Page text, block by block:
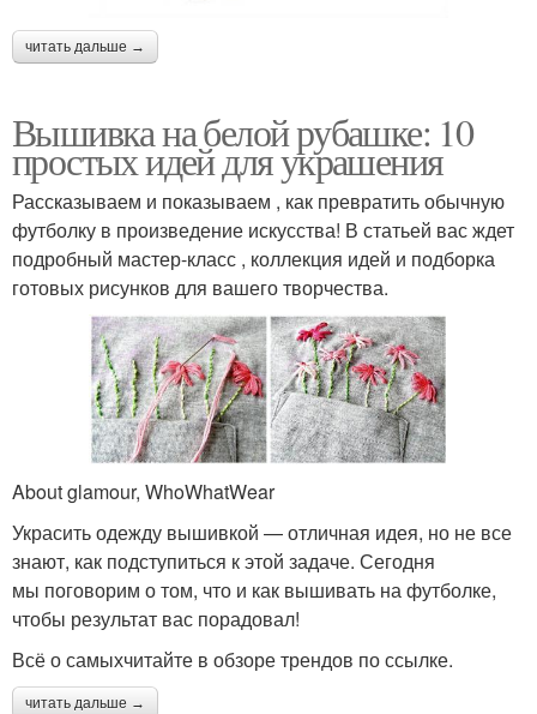
читать дальше →
Вышивка на белой рубашке: 10
простых идей для украшения
Рассказываем и показываем , как превратить обычную
футболку в произведение искусства! В статьей вас ждет
подробный мастер-класс , коллекция идей и подборка
готовых рисунков для вашего творчества.
About glamour, WhoWhatWear
Украсить одежду вышивкой — отличная идея, но не все
знают, как подступиться к этой задаче. Сегодня
мы поговорим о том, что и как вышивать на футболке,
чтобы результат вас порадовал!
Всё о самыхчитайте в обзоре трендов по ссылке.
читать дальше →